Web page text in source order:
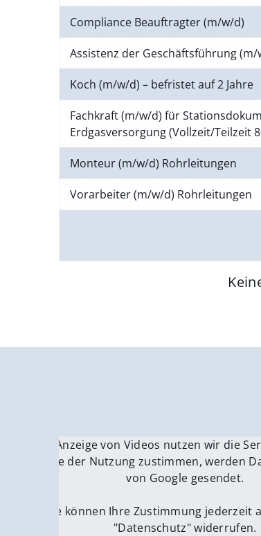
Compliance Beauftragter (m/w/d)
Assistenz der Geschäftsführung (m/
Koch (m/w/d) – befristet auf 2 Jahre
Fachkraft (m/w/d) für
Erdgasversorgung (Vollzeit/Teilzeit
Monteur (m/w/d) Rohrleitungen
Vorarbeiter (m/w/d) Rohrleitungen
Für die Anzeige von Videos nutzen wir die
Wenn Sie der Nutzung zustimmen, werden
von Google gesendet.
Sie können Ihre Zustimmung jederzeit
"Datenschutz" widerrufen.